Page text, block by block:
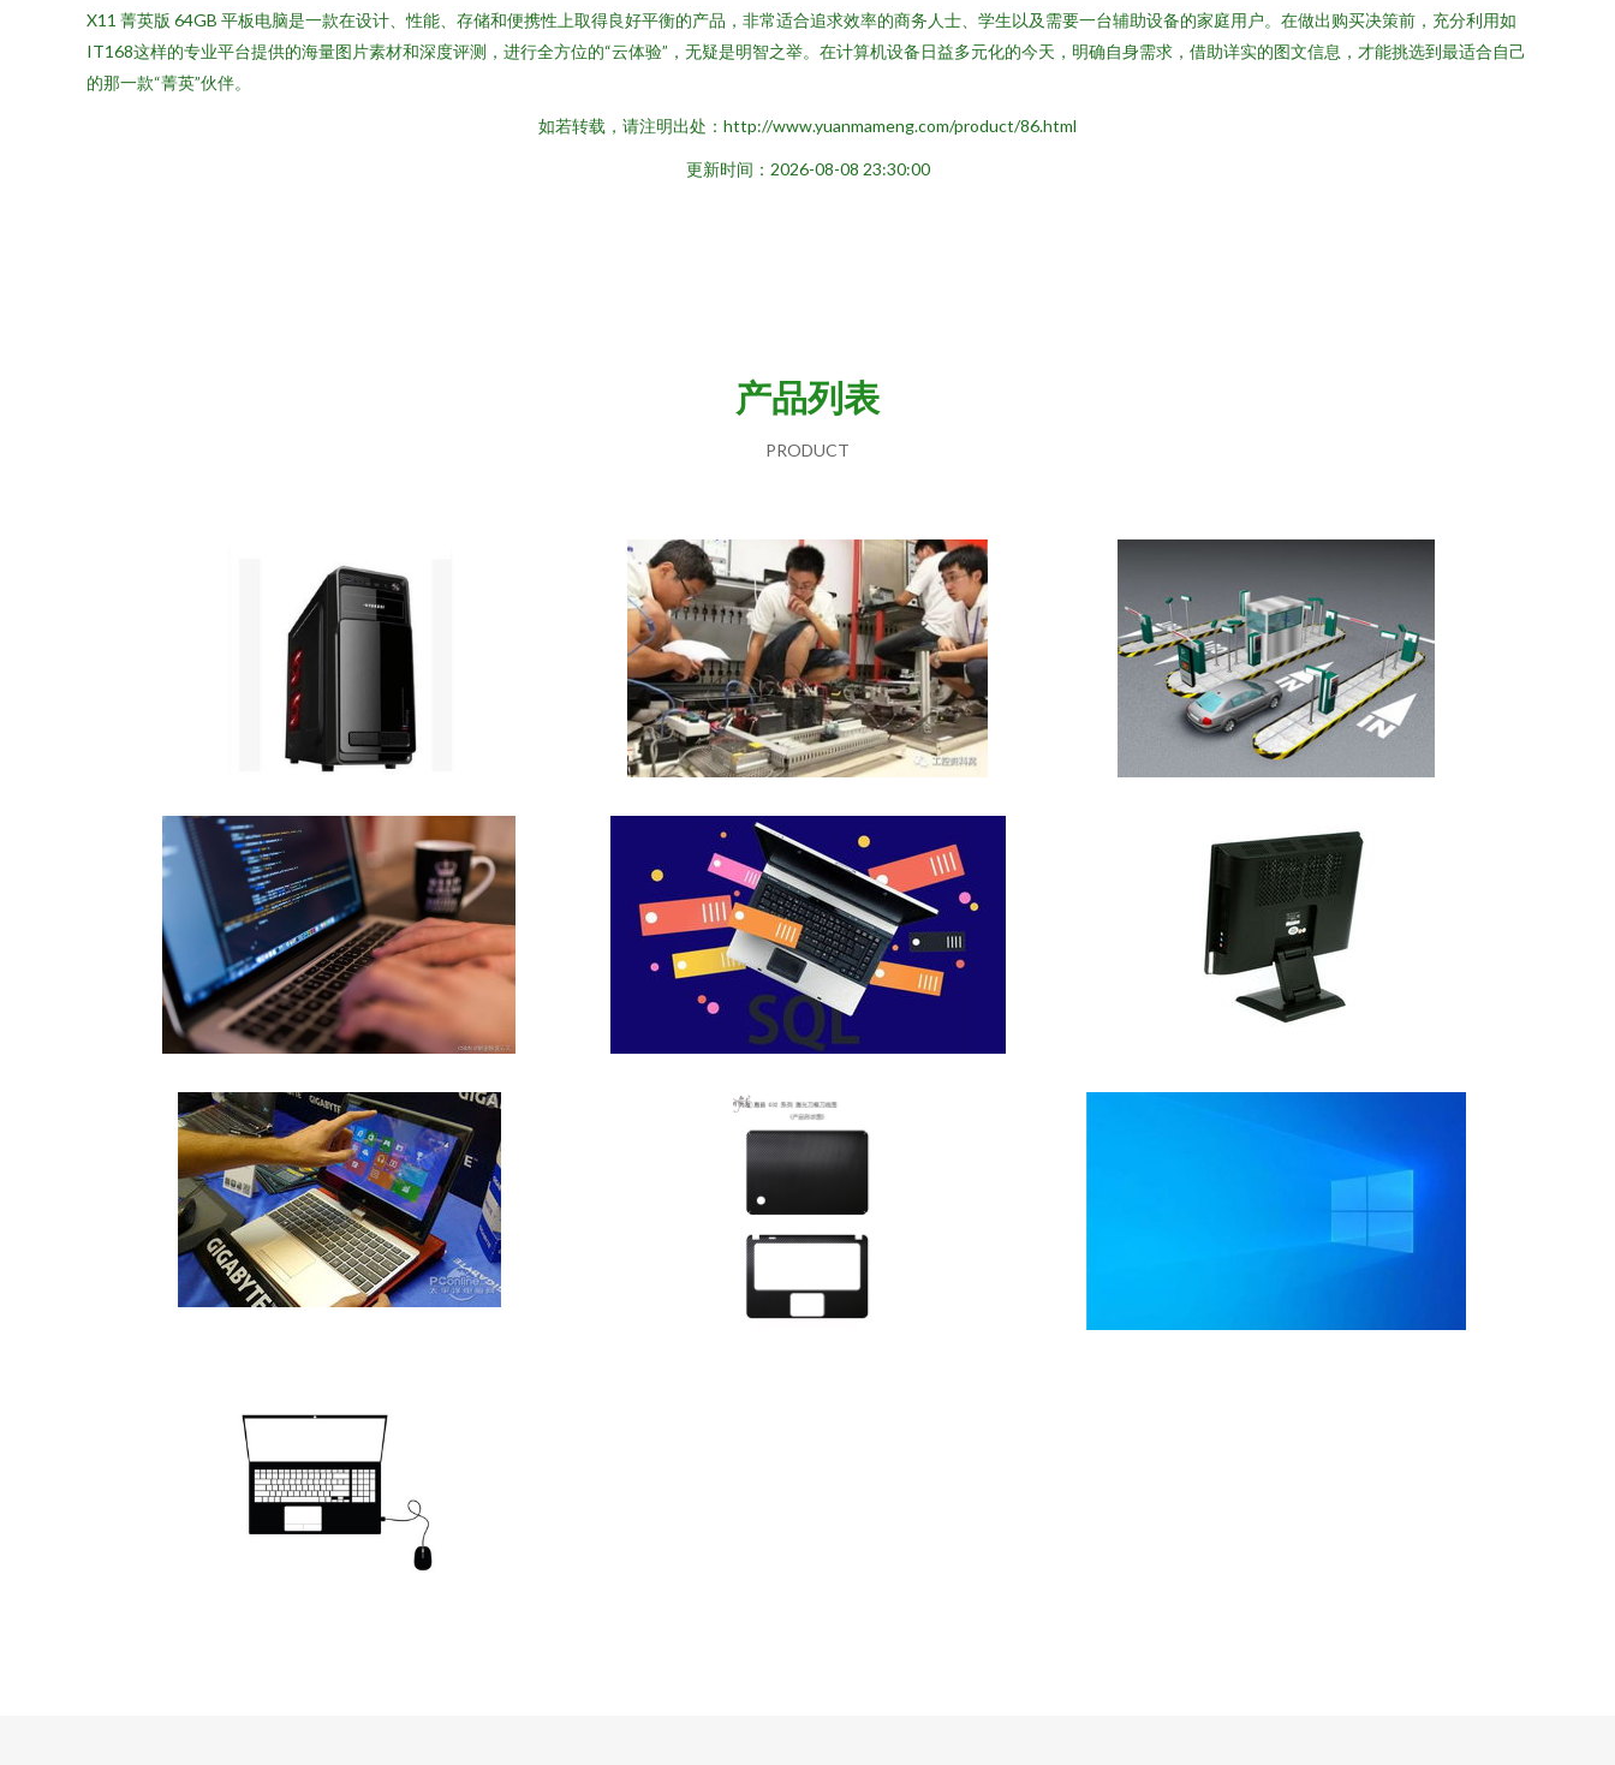
X11 菁英版 64GB 平板电脑是一款在设计、性能、存储和便携性上取得良好平衡的产品，非常适合追求效率的商务人士、学生以及需要一台辅助设备的家庭用户。在做出购买决策前，充分利用如
IT168这样的专业平台提供的海量图片素材和深度评测，进行全方位的“云体验”，无疑是明智之举。在计算机设备日益多元化的今天，明确自身需求，借助详实的图文信息，才能挑选到最适合自己
的那一款“菁英”伙伴。
如若转载，请注明出处：http://www.yuanmameng.com/product/86.html
更新时间：2026-08-08 23:30:00
产品列表
PRODUCT